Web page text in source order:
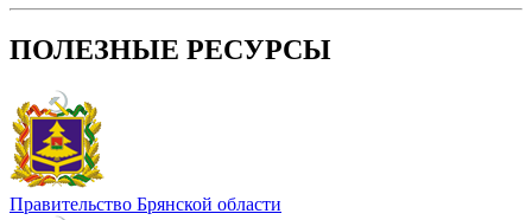
ПОЛЕЗНЫЕ РЕСУРСЫ
Правительство Брянской области